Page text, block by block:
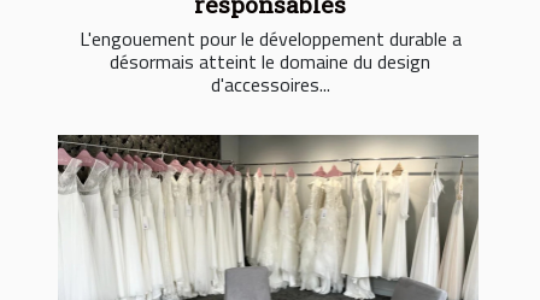
L'engouement pour le développement durable a
désormais atteint le domaine du design
d'accessoires...